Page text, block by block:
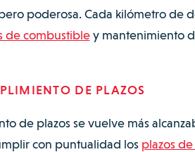
poderosa. Cada kilómetro de
de combustibley mantenimiento
DE PLAZOS
de plazos se vuelve más
con puntualidad los plazos